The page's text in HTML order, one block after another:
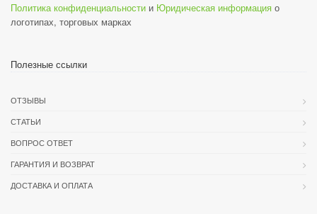
Политика конфиденциальности и Юридическая информация о
логотипах, торговых марках
Полезные ссылки
ОТЗЫВЫ
СТАТЬИ
ВОПРОС ОТВЕТ
ГАРАНТИЯ И ВОЗВРАТ
ДОСТАВКА И ОПЛАТА